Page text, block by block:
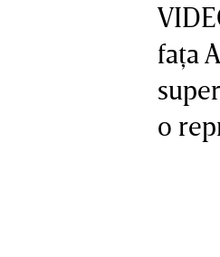
faţa
o